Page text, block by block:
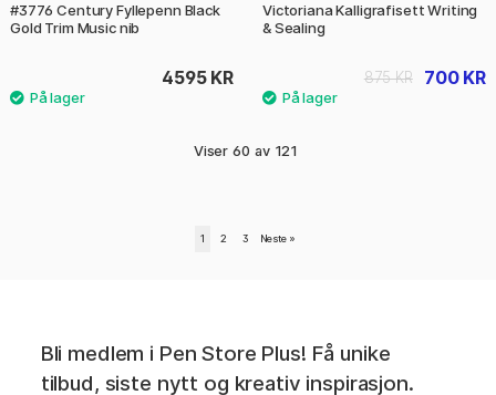
#3776 Century Fyllepenn Black
Gold Trim Music nib
4595 KR
Victoriana Kalligrafisett Writing
& Sealing
700 KR
875 KR
Viser 60 av 121
1 2 3 Neste »
Bli medlem i Pen Store Plus! Få unike
tilbud, siste nytt og kreativ inspirasjon.